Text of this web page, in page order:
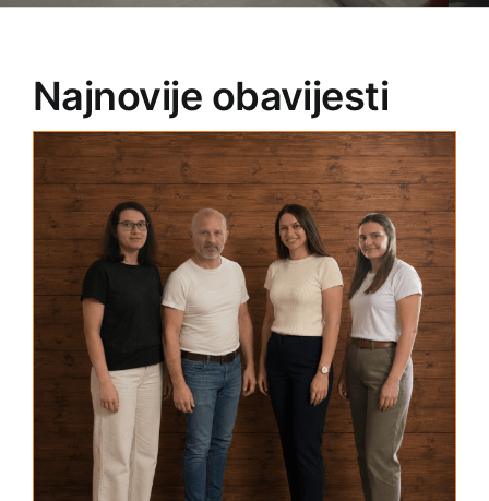
Najnovije obavijesti